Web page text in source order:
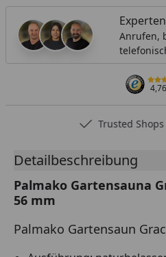
Anrufen,
Trusted
Detailbeschreibung
Palmako Gartensauna
56 mm
Palmako Gartensaun